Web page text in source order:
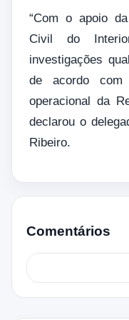
“Com o apoio
Civil do
investigações
de acordo com
operacional da
declarou o
Ribeiro.
Comentários